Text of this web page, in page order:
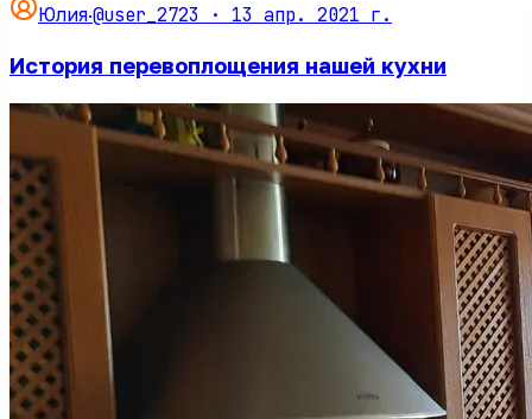
Юлия·@user_2723 · 13 апр. 2021 г.
История перевоплощения нашей кухни